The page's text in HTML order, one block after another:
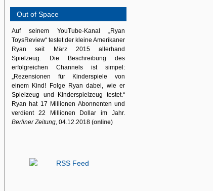
Out of Space
Auf seinem YouTube-Kanal „Ryan
ToysReview“ testet der kleine Amerikaner
Ryan seit März 2015 allerhand
Spielzeug. Die Beschreibung des
erfolgreichen Channels ist simpel:
„Rezensionen für Kinderspiele von
einem Kind! Folge Ryan dabei, wie er
Spielzeug und Kinderspielzeug testet.“
Ryan hat 17 Millionen Abonnenten und
verdient 22 Millionen Dollar im Jahr.
Berliner Zeitung, 04.12.2018 (online)